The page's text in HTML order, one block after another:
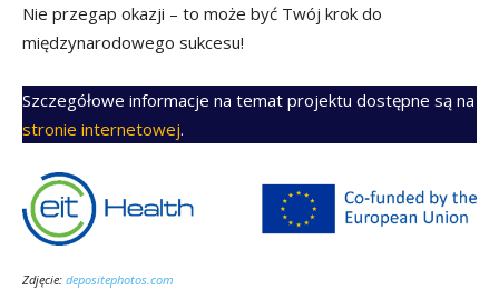
Nie przegap okazji – to może być Twój krok do
międzynarodowego sukcesu!
Szczegółowe informacje na temat projektu dostępne są na
stronie internetowej.
Zdjęcie: depositephotos.com